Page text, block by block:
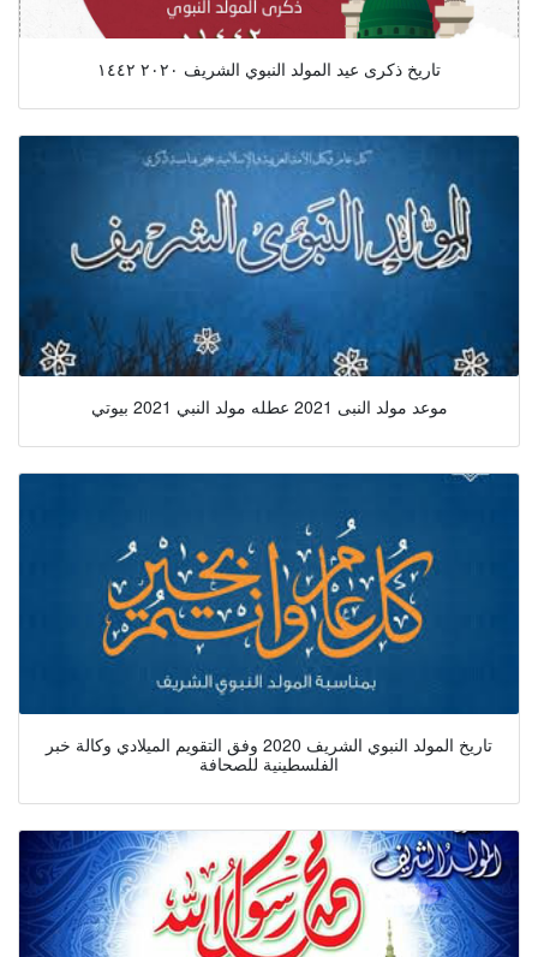
تاريخ ذكرى عيد المولد النبوي الشريف ٢٠٢٠ ١٤٤٢
موعد مولد النبى 2021 عطله مولد النبي 2021 بيوتي
تاريخ المولد النبوي الشريف 2020 وفق التقويم الميلادي وكالة خبر
الفلسطينية للصحافة